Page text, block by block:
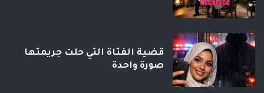
قضية الفتاة التي حلت جريمتها
صورة واحدة